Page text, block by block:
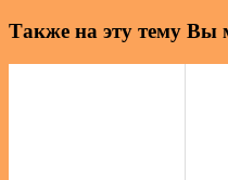
Также на эту тему Вы